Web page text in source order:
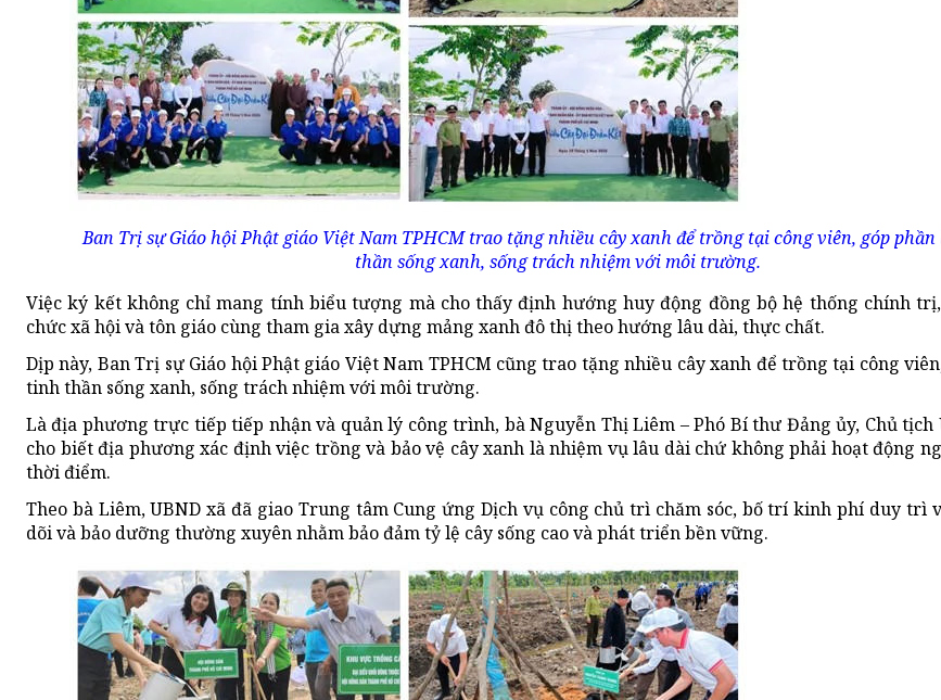
Ban Trị sự Giáo hội Phật giáo Việt Nam TPHCM trao tặng nhiều cây xanh để trồng tại công viên, góp
thần sống xanh, sống trách nhiệm với môi trường.
Việc ký kết không chỉ mang tính biểu tượng mà cho thấy định hướng huy động đồng bộ hệ thống chính
chức xã hội và tôn giáo cùng tham gia xây dựng mảng xanh đô thị theo hướng lâu dài, thực chất.
Dịp này, Ban Trị sự Giáo hội Phật giáo Việt Nam TPHCM cũng trao tặng nhiều cây xanh để trồng tại công
tinh thần sống xanh, sống trách nhiệm với môi trường.
Là địa phương trực tiếp tiếp nhận và quản lý công trình, bà Nguyễn Thị Liêm – Phó Bí thư Đảng ủy, Chủ tịch
cho biết địa phương xác định việc trồng và bảo vệ cây xanh là nhiệm vụ lâu dài chứ không phải hoạt động
thời điểm.
Theo bà Liêm, UBND xã đã giao Trung tâm Cung ứng Dịch vụ công chủ trì chăm sóc, bố trí kinh phí duy trì
dõi và bảo dưỡng thường xuyên nhằm bảo đảm tỷ lệ cây sống cao và phát triển bền vững.